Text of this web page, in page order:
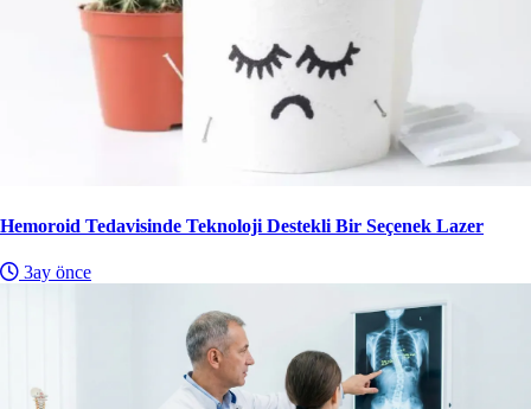
Hemoroid Tedavisinde Teknoloji Destekli Bir Seçenek Lazer
3ay önce